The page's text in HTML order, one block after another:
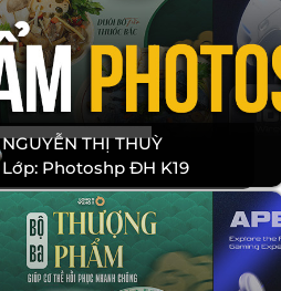
NGUYỄN THỊ THUỲ
Lớp: Photoshp ĐH K19